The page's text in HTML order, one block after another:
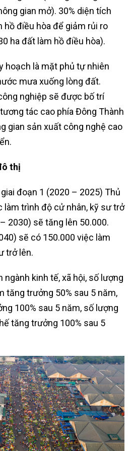
gian mở). 30% diện tích
hồ điều hòa để giảm rủi ro
ha đất làm hồ điều hòa).
hoạch là mặt phủ tự nhiên
mưa xuống lòng đất.
nghiệp sẽ được bố trí
tác cao phía Đông Thành
gian sản xuất công nghệ cao
thị
đoạn 1 (2020 – 2025) Thủ
trình độ cử nhân, kỹ sư trở
2030) sẽ tăng lên 50.000.
sẽ có 150.000 việc làm
trở lên.
ngành kinh tế, xã hội, số lượng
tăng trưởng 50% sau 5 năm,
100% sau 5 năm, số lượng
tăng trưởng 100% sau 5